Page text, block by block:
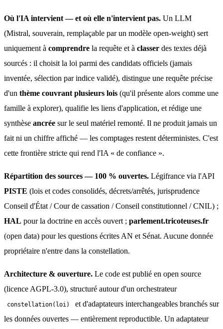
Où l'IA intervient — et où elle n'intervient pas. Un LLM
(Mistral, souverain, remplaçable par un modèle open-weight) sert
uniquement à comprendre la requête et à classer des textes déjà
sourcés : il choisit la loi parmi des candidats officiels (jamais
inventée, sélection par indice validé), distingue une requête précise
d'un thème couvrant plusieurs lois (qu'il présente alors comme une
famille à explorer), qualifie les liens d'application, et rédige une
synthèse ancrée sur le seul matériel remonté. Il ne produit jamais un
fait ni un chiffre affiché — les comptages restent déterministes. C'est
cette frontière stricte qui rend l'IA « de confiance ».
Répartition des sources — 100 % ouvertes.
PISTE (lois et codes consolidés, décrets/arrêtés, jurisprudence
HAL pour la doctrine en accès ouvert ; parlement.tricoteuses.fr
(open data) pour les questions écrites AN et Sénat. Aucune donnée
propriétaire n'entre dans la constellation.
Architecture & ouverture. Le code est publié en open source
(licence AGPL-3.0), structuré autour d'un orchestrateur
constellation(loi)
et d'adaptateurs interchangeables branchés sur
les données ouvertes — entièrement reproductible. Un adaptateur